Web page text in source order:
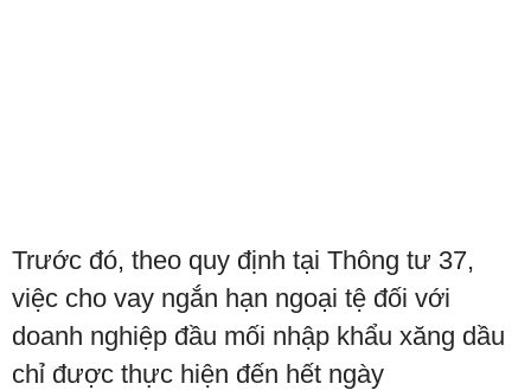
Trước đó, theo quy định tại Thông tư 37,
việc cho vay ngắn hạn ngoại tệ đối với
doanh nghiệp đầu mối nhập khẩu xăng dầu
chỉ được thực hiện đến hết ngày